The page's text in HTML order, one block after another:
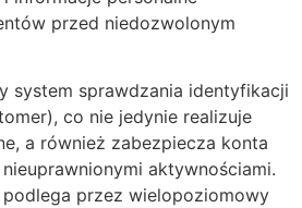
przed niedozwolonym
system sprawdzania identyfikacji
co nie jedynie realizuje
a również zabezpiecza konta
aktywnościami.
przez wielopoziomowy